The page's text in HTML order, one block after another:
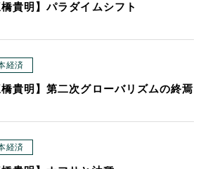
橋貴明】パラダイムシフト
経済
橋貴明】第二次グローバリズムの終焉
経済